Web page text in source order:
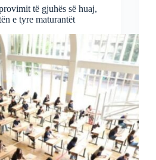
të gjuhës së huaj,
e tyre maturantët